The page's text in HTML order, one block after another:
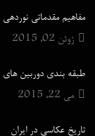
مفاهیم مقدماتی
ژوئن 02, 2015
ﻃﺒﻘﻪ ﺑﻨﺪی دوربین
می 22, 2015
تاریخ عکاسی در ایران